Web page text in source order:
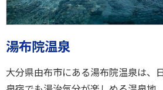
湯布院温泉
大分県由布市にある湯布院温泉は、